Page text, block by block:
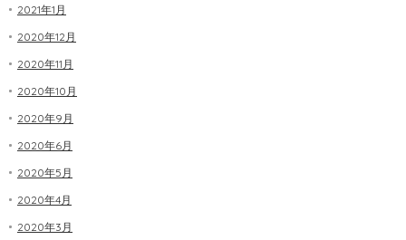
2021年1月
2020年12月
2020年11月
2020年10月
2020年9月
2020年6月
2020年5月
2020年4月
2020年3月